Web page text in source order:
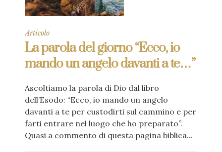
Articolo
La parola del giorno “Ecco, io
mando un angelo davanti a te…”
Ascoltiamo la parola di Dio dal libro
dell’Esodo: “Ecco, io mando un angelo
davanti a te per custodirti sul cammino e per
farti entrare nel luogo che ho preparato”.
Quasi a commento di questa pagina biblica...